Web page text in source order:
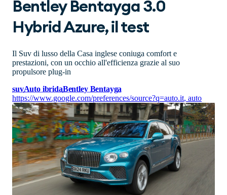
Bentley Bentayga 3.0
Hybrid Azure, il test
Il Suv di lusso della Casa inglese coniuga comfort e
prestazioni, con un occhio all'efficienza grazie al suo
propulsore plug-in
suvAuto ibridaBentley Bentayga
https://www.google.com/preferences/source?q=auto.it, auto